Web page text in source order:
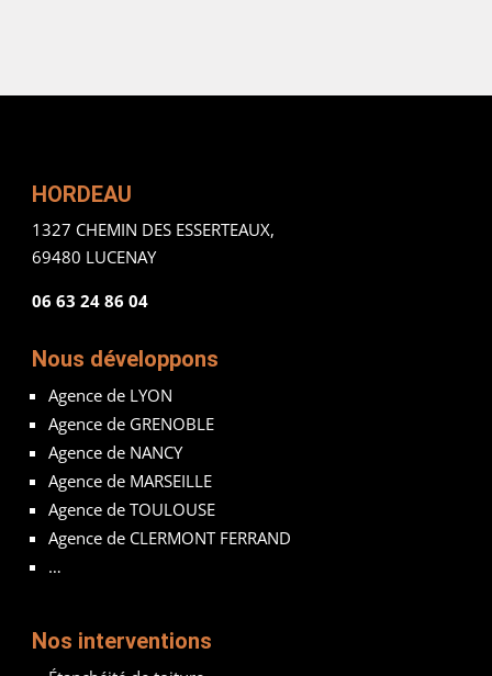
HORDEAU
1327 CHEMIN DES ESSERTEAUX,
69480 LUCENAY
06 63 24 86 04
Nous développons
Agence de LYON
Agence de GRENOBLE
Agence de NANCY
Agence de MARSEILLE
Agence de TOULOUSE
Agence de CLERMONT FERRAND
…
Nos interventions